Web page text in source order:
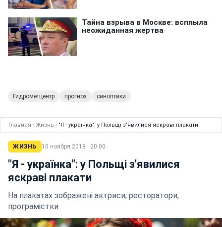
Гидрометцентр прогноз синоптики
Главная › Жизнь › "Я - українка": у Польщі з'явилися яскраві плакати
ЖИЗНЬ 10 ноября 2018 · 20:00
"Я - українка": у Польщі з'явилися
яскраві плакати
На плакатах зображені актриси, ресторатори,
програмістки